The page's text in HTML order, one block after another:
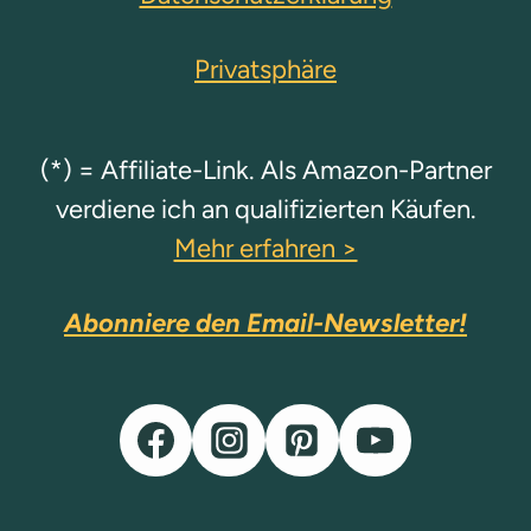
e
e
S
i
Privatsphäre
(*) = Affiliate-Link. Als Amazon-Partner
verdiene ich an qualifizierten Käufen.
Mehr erfahren >
Abonniere den Email-Newsletter!